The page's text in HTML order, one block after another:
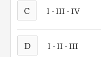
C I - III - IV
D I - II - III